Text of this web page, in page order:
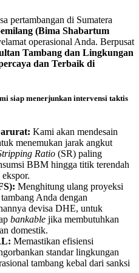
pertambangan di Sumatera
(Bima Shabartum
operasional Anda. Berpusat
Tambang dan Lingkungan
dan Terbaik di
siap menerjunkan intervensi taktis
Kami akan mendesain
menemukan jarak angkut
Ratio (SR) paling
BBM hingga titik terendah
Menghitung ulang proyeksi
Anda dengan
devisa DHE, untuk
bankable jika membutuhkan
domestik.
Memastikan efisiensi
standar lingkungan
tambang kebal dari sanksi